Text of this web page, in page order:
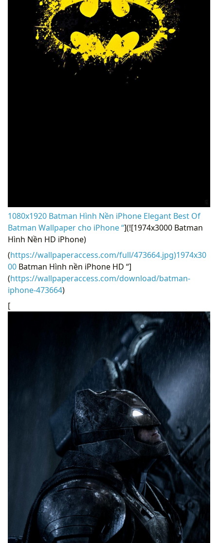
1080x1920 Batman Hình Nền iPhone Elegant Best Of
Batman Wallpaper cho iPhone “](![1974x3000 Batman
Hình Nền HD iPhone)
(https://wallpaperaccess.com/full/473664.jpg)1974x30
00 Batman Hình nền iPhone HD “]
(https://wallpaperaccess.com/download/batman-
iphone-473664)
[